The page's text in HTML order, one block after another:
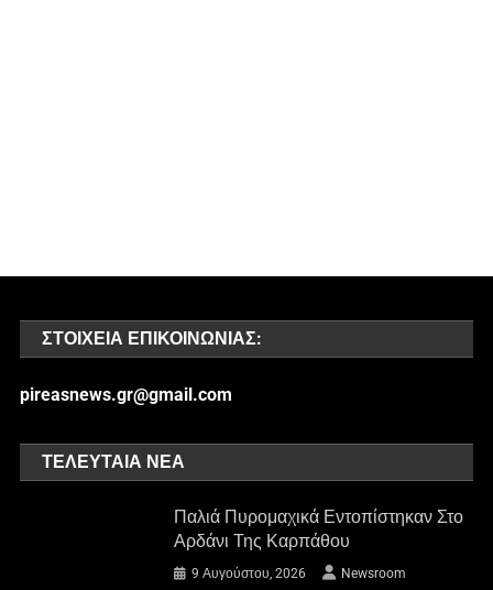
ΣΤΟΙΧΕΊΑ ΕΠΙΚΟΙΝΩΝΊΑΣ:
pireasnews.gr@gmail.com
ΤΕΛΕΥΤΑΊΑ ΝΈΑ
Παλιά Πυρομαχικά Εντοπίστηκαν Στο
Αρδάνι Της Καρπάθου
9 Αυγούστου, 2026 Newsroom